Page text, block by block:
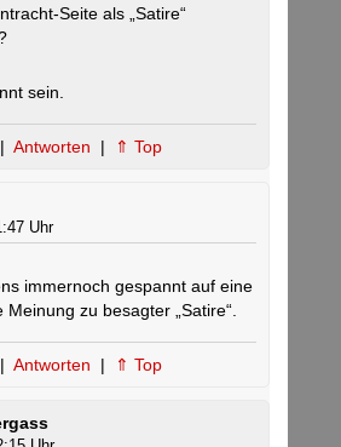
Seite als „Satire“
sein.
| Antworten | ⇑ Top
Uhr
immernoch gespannt auf eine
zu besagter „Satire“.
| Antworten | ⇑ Top